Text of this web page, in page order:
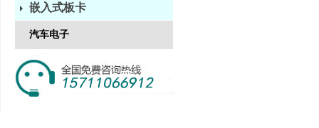
嵌入式板卡
汽车电子